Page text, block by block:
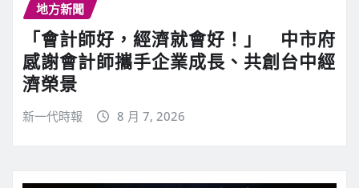
地方新聞
「會計師好，經濟就會好！」 中市府
感謝會計師攜手企業成長、共創台中經
濟榮景
新一代時報 8 月 7, 2026